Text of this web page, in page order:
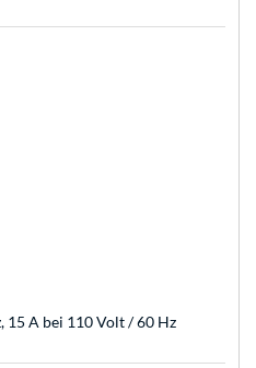
15 A bei 110 Volt / 60 Hz